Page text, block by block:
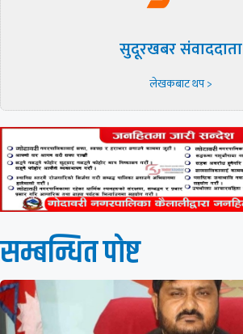
सुदूरखबर संवाददाता
लेखकबाट थप >
सम्बन्धित पाेष्ट